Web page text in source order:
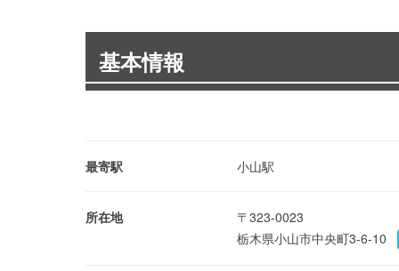
基本情報
最寄駅 小山駅
所在地
〒323-0023
栃木県小山市中央町3-6-10